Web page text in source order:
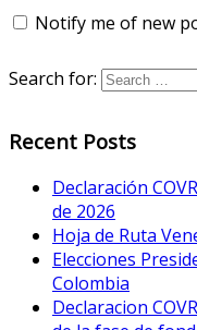
Notify me of new
Search for:
Recent Posts
Declaración
de 2026
Hoja de Ruta
Elecciones
Colombia
Declaracion